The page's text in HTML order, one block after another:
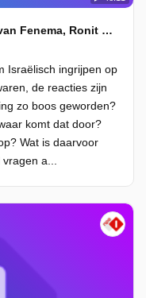
Seizoen 3, Aflevering 19 - Esther van Fenema, Ronit Palache en Gert-Jan Segers
Israëlisch ingrijpen op
de reacties zijn
zo boos geworden?
komt dat door?
Wat is daarvoor
a...